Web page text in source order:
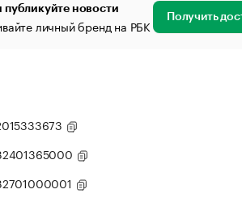
новости
личный бренд на РБК Получить